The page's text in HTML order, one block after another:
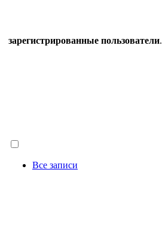
зарегистрированные пользователи.
Все записи